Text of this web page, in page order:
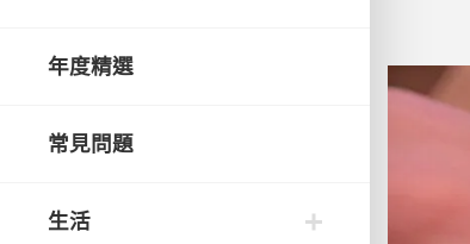
年度精選
常見問題
生活